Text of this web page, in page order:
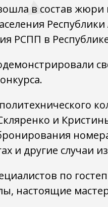
в состав жюри
РСПП в
и
и другие случаи
по
настоящие